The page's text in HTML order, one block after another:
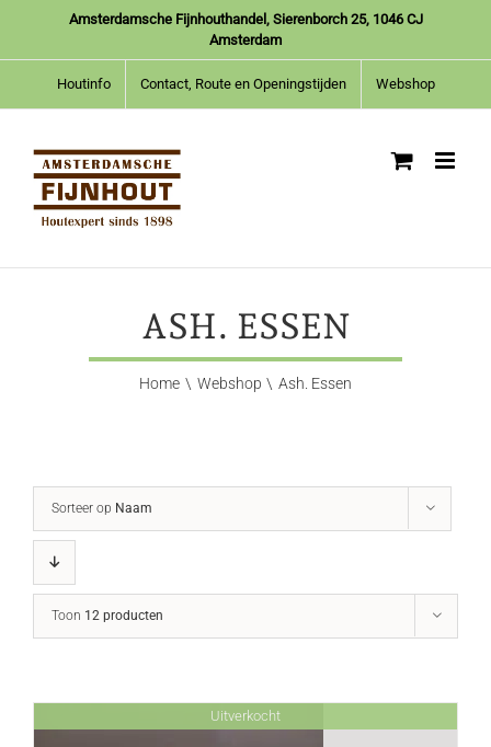
inhoud
Amsterdamsche Fijnhouthandel, Sierenborch 25, 1046 CJ
Amsterdam
Houtinfo Contact, Route en Openingstijden Webshop
ASH. ESSEN
Home Webshop Ash. Essen
Sorteer op Naam
Toon 12 producten
Uitverkocht